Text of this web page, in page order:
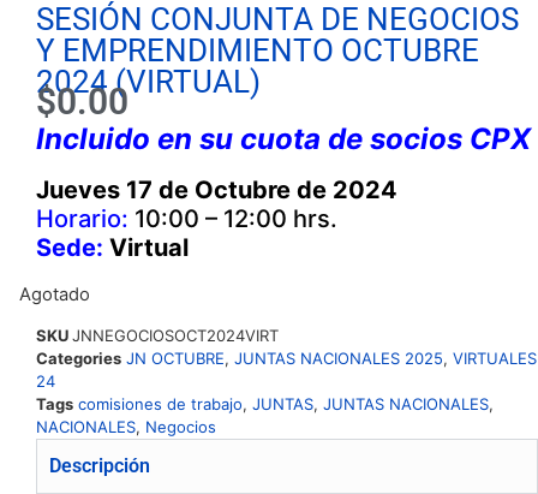
SESIÓN CONJUNTA DE NEGOCIOS
Y EMPRENDIMIENTO OCTUBRE
2024 (VIRTUAL)
$0.00
Incluido en su cuota de socios CPX
Jueves 17 de Octubre de 2024
Horario: 10:00 – 12:00 hrs.
Sede: Virtual
Agotado
SKUJNNEGOCIOSOCT2024VIRT
Categories JN OCTUBRE, JUNTAS NACIONALES 2025, VIRTUALES
24
Tags comisiones de trabajo, JUNTAS, JUNTAS NACIONALES,
NACIONALES, Negocios
Descripción